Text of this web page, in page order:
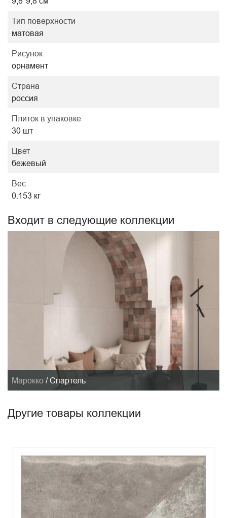
Тип поверхности
матовая
Рисунок
орнамент
Страна
россия
Плиток в упаковке
30 шт
Цвет
бежевый
Вес
0.153 кг
Входит в следующие коллекции
Марокко / Спартель
Другие товары коллекции